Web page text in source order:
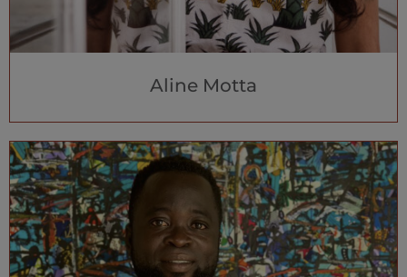
Aline Motta